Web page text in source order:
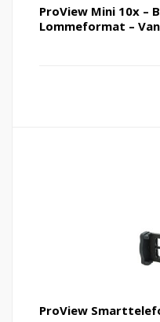
Vurdert
5.00av 5
ProView Mini 10x –
Lommeformat –
ProView